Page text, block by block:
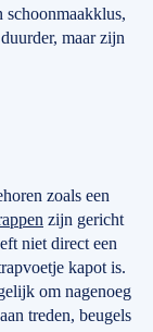
maar zijn
zoals een
zijn gericht
niet direct een
kapot is.
om nagenoeg
treden, beugels